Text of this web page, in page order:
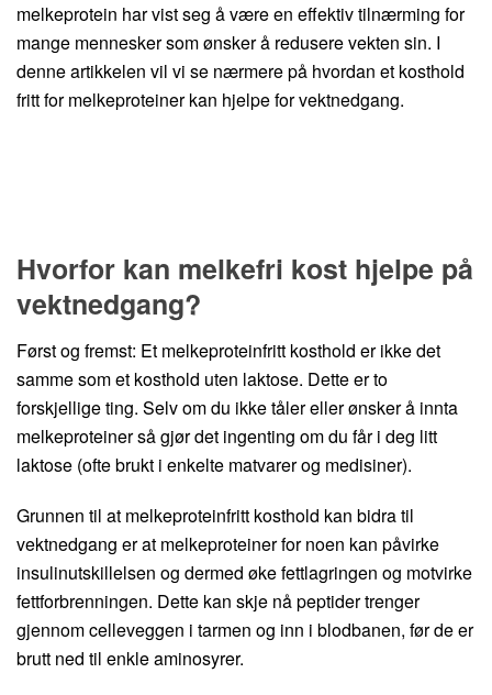
melkeprotein har vist seg å være en effektiv tilnærming for
mange mennesker som ønsker å redusere vekten sin. I
denne artikkelen vil vi se nærmere på hvordan et kosthold
fritt for melkeproteiner kan hjelpe for vektnedgang.
Hvorfor kan melkefri kost hjelpe på
vektnedgang?
Først og fremst: Et melkeproteinfritt kosthold er ikke det
samme som et kosthold uten laktose. Dette er to
forskjellige ting. Selv om du ikke tåler eller ønsker å innta
melkeproteiner så gjør det ingenting om du får i deg litt
laktose (ofte brukt i enkelte matvarer og medisiner).
Grunnen til at melkeproteinfritt kosthold kan bidra til
vektnedgang er at melkeproteiner for noen kan påvirke
insulinutskillelsen og dermed øke fettlagringen og motvirke
fettforbrenningen. Dette kan skje nå peptider trenger
gjennom celleveggen i tarmen og inn i blodbanen, før de er
brutt ned til enkle aminosyrer.